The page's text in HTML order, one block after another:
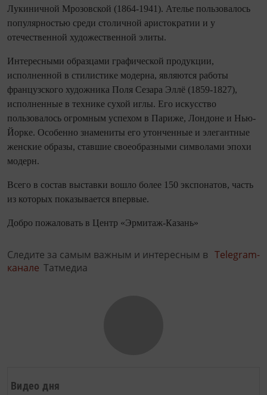
Видео дня
Лукиничной Мрозовской (1864-1941). Ателье пользовалось
популярностью среди столичной аристократии и у
отечественной художественной элиты.
Интересными образцами графической продукции,
исполненной в стилистике модерна, являются работы
французского художника Поля Сезара Эллё (1859-1827),
исполненные в технике сухой иглы. Его искусство
пользовалось огромным успехом в Париже, Лондоне и Нью-
Йорке. Особенно знамениты его утонченные и элегантные
женские образы, ставшие своеобразными символами эпохи
модерн.
Всего в состав выставки вошло более 150 экспонатов, часть
из которых показывается впервые.
Добро пожаловать в Центр «Эрмитаж-Казань»
Следите за самым важным и интересным в Telegram-
канале Татмедиа